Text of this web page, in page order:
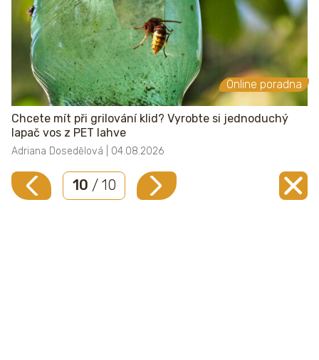
Online poradna
Chcete mít při grilování klid? Vyrobte si jednoduchý
lapač vos z PET lahve
Adriana Dosedělová | 04.08.2026
10 / 10